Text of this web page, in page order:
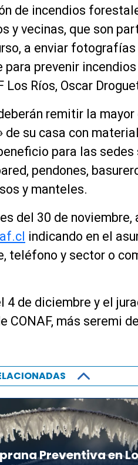
de incendios
y vecinas, que son
a enviar
prevenir
Ríos, Oscar
remitir la
su casa con
para las
pendones,
y manteles.
del 30 de noviembre,
indicando en el
teléfono y sector o
4 de diciembre y el
más seremi
Preventiva en